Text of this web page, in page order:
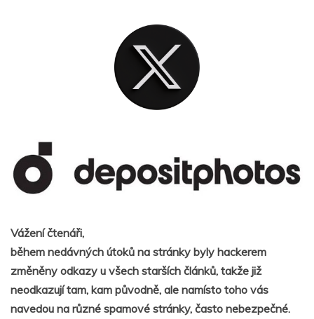
Vážení čtenáři,
během nedávných útoků na stránky byly hackerem
změněny odkazy u všech starších článků, takže již
neodkazují tam, kam původně, ale namísto toho vás
navedou na různé spamové stránky, často nebezpečné.